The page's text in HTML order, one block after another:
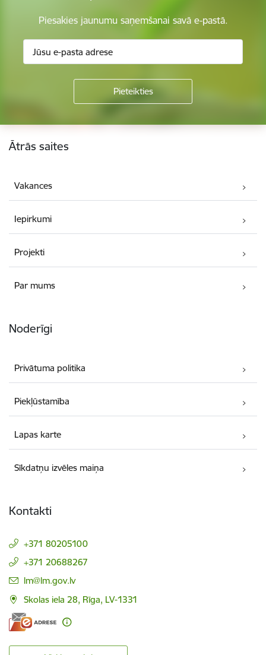
Piesakies jaunumu saņemšanai savā e-pastā.
Kājene
Ātrās saites
Vakances
Iepirkumi
Projekti
Par mums
Noderīgi
Privātuma politika
Piekļūstamība
Lapas karte
Sīkdatņu izvēles maiņa
Kontakti
+371 80205100
+371 20688267
E-pasts:
lm@lm.gov.lv
Skolas iela 28, Rīga, LV-1331